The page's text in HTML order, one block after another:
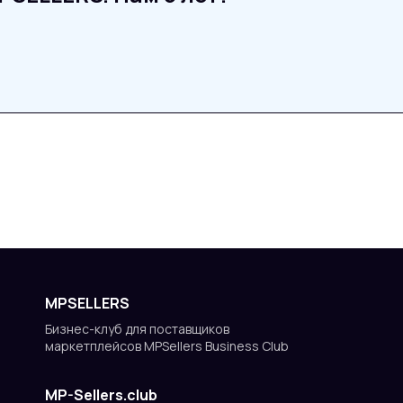
MPSELLERS
Бизнес-клуб для поставщиков
маркетплейсов MPSellers Business Club
MP-Sellers.club